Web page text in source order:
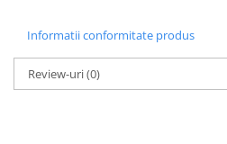
Informatii conformitate produs
Review-uri(0)